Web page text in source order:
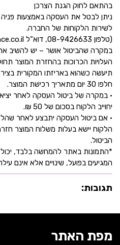
בהתאם לחוק הגנת הצרכן
ניתן לבטל את העסקה באמצעות פניה
לשירות הלקוחות של החברה.
(טלפון 08-9426633, דוא”ל info@littleprince.co.il.)
במקרה שהביטול אושר – יש להשיב
העלויות הכרוכות בהחזרת המוצר
תיעשה כשהוא באריזתו המקורית
חלפו 30 יום מתאריך רכישת המוצר.
• במקרה של ביטול העסקה לאחר
יחוייב הלקוח בסכום של 50 ₪.
• אם ביטול העסקה יתבצע לאחר
הלקוח יישא בעלות משלוח המוצר
הביטול.
*התמונות באתר להמחשה בלבד,
המגיעים בפועל, שינויים אלא אינם
תגובות:
מפת האתר